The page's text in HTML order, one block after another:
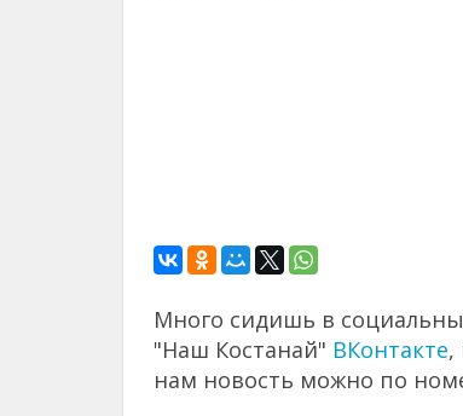
Много сидишь в
"Наш Костанай" ВКонтакте,
нам новость можно по